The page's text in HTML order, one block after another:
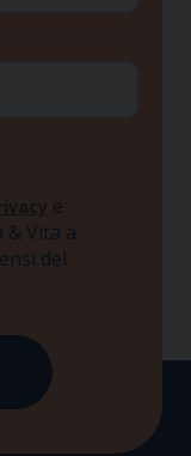
e
& Vita a
del